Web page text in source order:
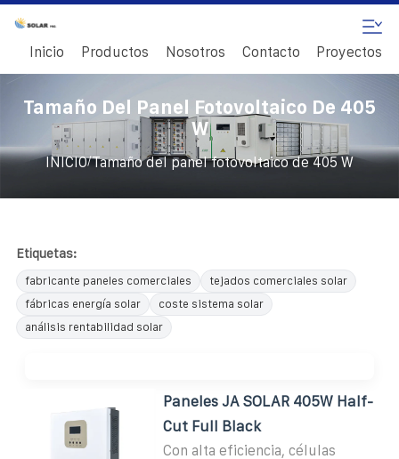
Inicio Productos Nosotros Contacto Proyectos
Tamaño Del Panel Fotovoltaico De 405
W
INICIO/Tamaño del panel fotovoltaico de 405 W
Etiquetas:
fabricante paneles comerciales
tejados comerciales solar
fábricas energía solar
coste sistema solar
análisis rentabilidad solar
Paneles JA SOLAR 405W Half-
Cut Full Black
Con alta eficiencia, células